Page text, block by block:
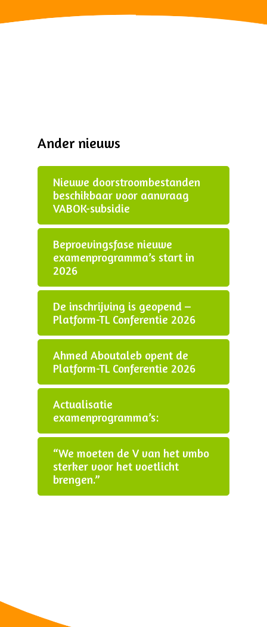
Ander nieuws
Nieuwe doorstroombestanden
beschikbaar voor aanvraag
VABOK-subsidie
Beproevingsfase nieuwe
examenprogramma’s start in
2026
De inschrijving is geopend –
Platform-TL Conferentie 2026
Ahmed Aboutaleb opent de
Platform-TL Conferentie 2026
Actualisatie
examenprogramma’s:
“We moeten de V van het vmbo
sterker voor het voetlicht
brengen.”